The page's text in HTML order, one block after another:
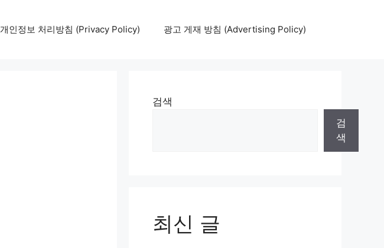
개인정보 처리방침 (Privacy Policy) 광고 게재 방침 (Advertising Policy)
검색
검
색
최신 글